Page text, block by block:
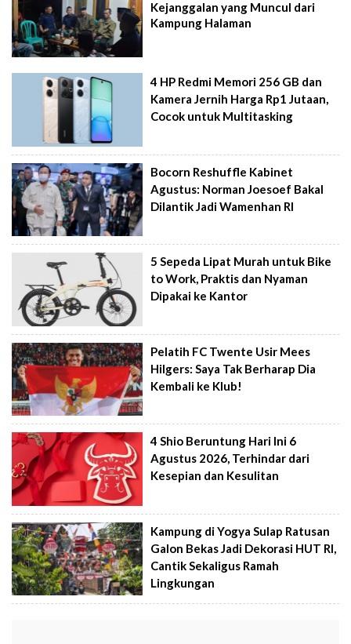
Kejanggalan yang Muncul dari
Kampung Halaman
4 HP Redmi Memori 256 GB dan
Kamera Jernih Harga Rp1 Jutaan,
Cocok untuk Multitasking
Bocorn Reshuffle Kabinet
Agustus: Norman Joesoef Bakal
Dilantik Jadi Wamenhan RI
5 Sepeda Lipat Murah untuk Bike
to Work, Praktis dan Nyaman
Dipakai ke Kantor
Pelatih FC Twente Usir Mees
Hilgers: Saya Tak Berharap Dia
Kembali ke Klub!
4 Shio Beruntung Hari Ini 6
Agustus 2026, Terhindar dari
Kesepian dan Kesulitan
Kampung di Yogya Sulap Ratusan
Galon Bekas Jadi Dekorasi HUT RI,
Cantik Sekaligus Ramah
Lingkungan